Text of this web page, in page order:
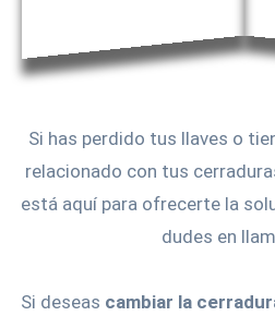
Si has perdido tus llaves o
relacionado con tus
está aquí para ofrecerte la
dudes en
Si deseas cambiar la